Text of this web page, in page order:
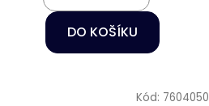
DO KOŠÍKU
Kód: 7604050